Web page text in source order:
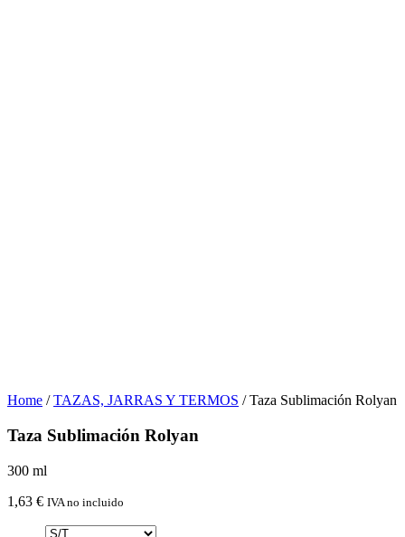
Home /TAZAS, JARRAS Y TERMOS / Taza Sublimación Rolyan
Taza Sublimación Rolyan
300 ml
1,63 € IVA no incluido